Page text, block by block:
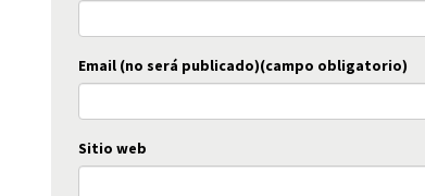
Email (no será publicado)(campo obligatorio)
Sitio web